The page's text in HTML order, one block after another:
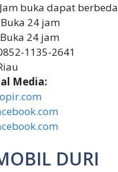
buka dapat berbeda
24 jam
24 jam
1135-2641
Media:
DURI